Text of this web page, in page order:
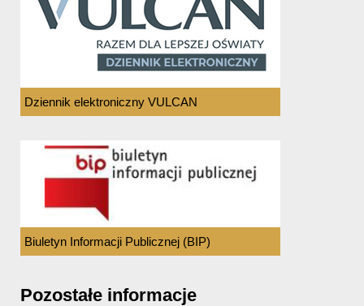
Dziennik elektroniczny VULCAN
Biuletyn Informacji Publicznej (BIP)
Pozostałe informacje